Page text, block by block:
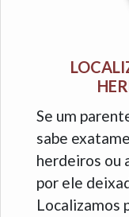
Se um
sabe
herdeiros ou
por ele
Localizamos